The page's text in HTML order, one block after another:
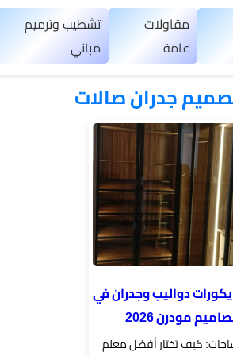
مقاولات
عامة
تشطيب وترميم
مباني
جدران صالات
دواليب وجدران في
مودرن 2026
كيف تختار أفضل معلم